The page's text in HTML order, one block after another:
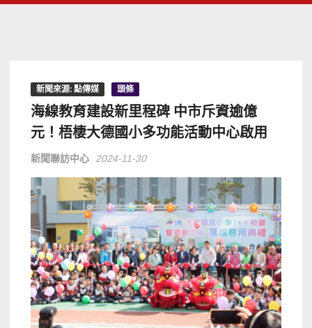
新聞來源: 點傳媒 頭條
海線教育建設新里程碑 中市斥資逾億
元！梧棲大德國小多功能活動中心啟用
新聞聯訪中心 2024-11-30